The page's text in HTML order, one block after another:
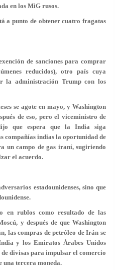
en los MiG rusos.
a punto de obtener cuatro fragatas
de sanciones para comprar
reducidos), otro país cuya
la administración Trump con los
se agote en mayo, y Washington
de eso, pero el viceministro de
que espera que la India siga
compañías indias la oportunidad de
un campo de gas iraní, sugiriendo
el acuerdo.
estadounidenses, sino que
en rublos como resultado de las
y después de que Washington
las compras de petróleo de Irán se
y los Emiratos Árabes Unidos
divisas para impulsar el comercio
tercera moneda.